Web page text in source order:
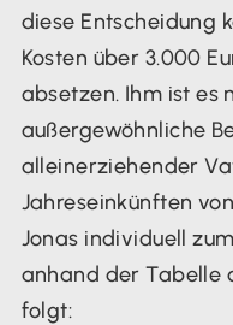
diese Entscheidung
Kosten über 3.000
absetzen. Ihm ist es
außergewöhnliche
alleinerziehender
Jahreseinkünften
Jonas individuell
anhand der Tabelle
folgt: